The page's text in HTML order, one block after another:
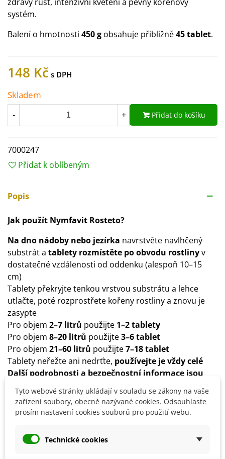
systém.
Balení o hmotnosti 450 g obsahuje přibližně45 tablet.
148 Kč
Skladem
- + Přidat do košíku
7000247
Přidat k oblíbeným
Popis
Jak použít Nymfavit Rosteto?
Na dno nádoby nebo jezírka navrstvěte navlhčený
substrát a tablety rozmístěte po obvodu rostlinyv
dostatečné vzdálenosti od oddenku (alespoň 10–15
cm)
Tablety překryjte tenkou vrstvou substrátu a lehce
utlačte, poté rozprostřete kořeny rostliny a znovu je
zasypte
Pro objem 2–7 litrů použijte 1–2 tablety
Pro objem 8–20 litrů použijte3–6 tablet
Pro objem 21–60 litrů použijte7–18 tablet
Tablety neřežte ani nedrťte, používejte je vždy celé
Další podrobnosti a bezpečnostní informace jsou
Tyto webové stránky ukládají v souladu se zákony na vaše
zařízení soubory, obecně nazývané cookies. Odsouhlaste
prosím nastavení cookies souborů pro použití webu.
Technické cookies